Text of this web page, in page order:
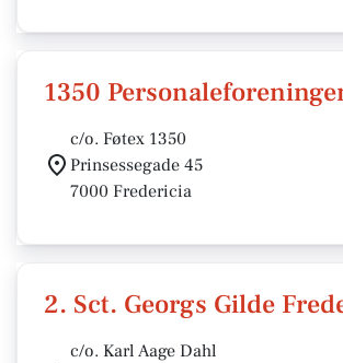
1350
c/o. Føtex 1350
Prinsessegade 45
7000 Fredericia
2. Sct. Georgs Gilde
c/o. Karl Aage Dahl